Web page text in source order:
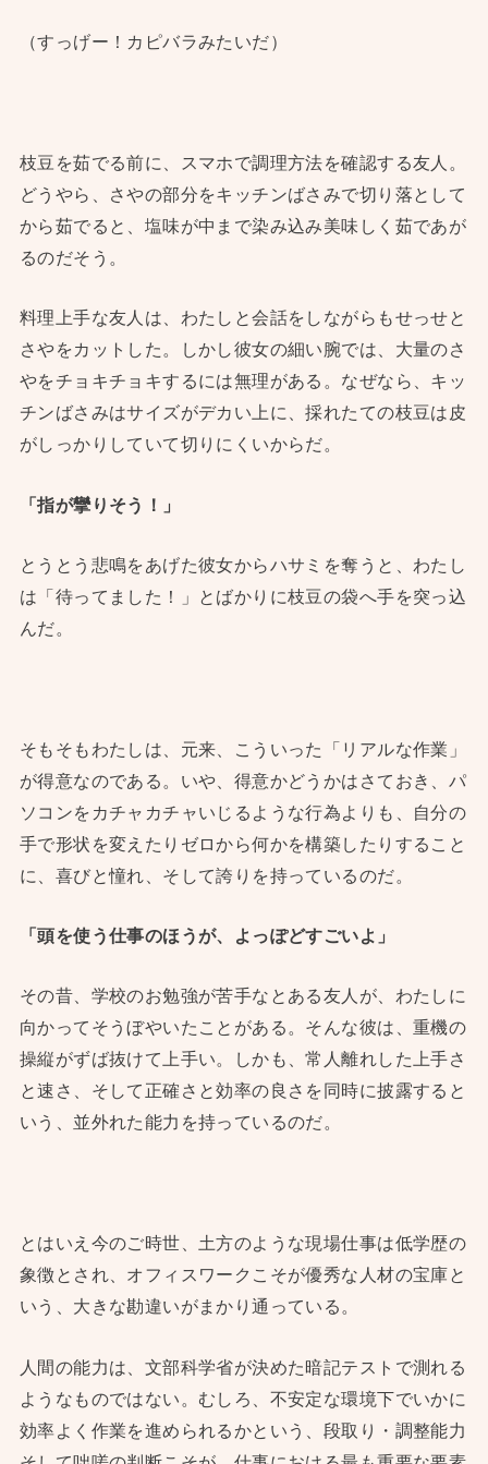
（すっげー！カピバラみたいだ）
枝豆を茹でる前に、スマホで調理方法を確認する友人。
どうやら、さやの部分をキッチンばさみで切り落として
から茹でると、塩味が中まで染み込み美味しく茹であが
るのだそう。
料理上手な友人は、わたしと会話をしながらもせっせと
さやをカットした。しかし彼女の細い腕では、大量のさ
やをチョキチョキするには無理がある。なぜなら、キッ
チンばさみはサイズがデカい上に、採れたての枝豆は皮
がしっかりしていて切りにくいからだ。
「指が攣りそう！」
とうとう悲鳴をあげた彼女からハサミを奪うと、わたし
は「待ってました！」とばかりに枝豆の袋へ手を突っ込
んだ。
そもそもわたしは、元来、こういった「リアルな作業」
が得意なのである。いや、得意かどうかはさておき、パ
ソコンをカチャカチャいじるような行為よりも、自分の
手で形状を変えたりゼロから何かを構築したりすること
に、喜びと憧れ、そして誇りを持っているのだ。
「頭を使う仕事のほうが、よっぽどすごいよ」
その昔、学校のお勉強が苦手なとある友人が、わたしに
向かってそうぼやいたことがある。そんな彼は、重機の
操縦がずば抜けて上手い。しかも、常人離れした上手さ
と速さ、そして正確さと効率の良さを同時に披露すると
いう、並外れた能力を持っているのだ。
とはいえ今のご時世、土方のような現場仕事は低学歴の
象徴とされ、オフィスワークこそが優秀な人材の宝庫と
いう、大きな勘違いがまかり通っている。
人間の能力は、文部科学省が決めた暗記テストで測れる
ようなものではない。むしろ、不安定な環境下でいかに
効率よく作業を進められるかという、段取り・調整能力